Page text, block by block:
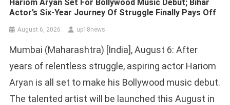
Hariom Aryan Set For Bollywood Music Debut; Bihar
Actor’s Six-Year Journey Of Struggle Finally Pays Off
August 6, 2026 up18news
Mumbai (Maharashtra) [India], August 6: After
years of relentless struggle, aspiring actor Hariom
Aryan is all set to make his Bollywood music debut.
The talented artist will be launched this August in